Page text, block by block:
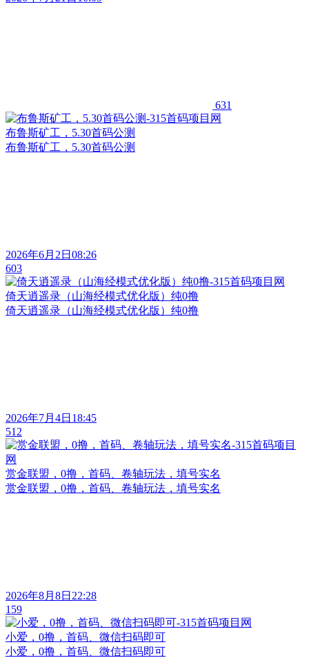
631
布鲁斯矿工，5.30首码公测
布鲁斯矿工，5.30首码公测
2026年6月2日08:26
603
倚天逍遥录（山海经模式优化版）纯0撸
倚天逍遥录（山海经模式优化版）纯0撸
2026年7月4日18:45
512
赏金联盟，0撸，首码、卷轴玩法，填号实名
赏金联盟，0撸，首码、卷轴玩法，填号实名
2026年8月8日22:28
159
小爱，0撸，首码、微信扫码即可
小爱，0撸，首码、微信扫码即可